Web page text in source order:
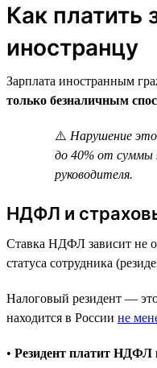
Как платить
иностранцу
Зарплата иностранным
только безналичным
⚠️ Нарушение
до 40% от суммы
руководителя.
НДФЛ и
Ставка НДФЛ зависит не
статуса сотрудника
Налоговый резидент —
находится в России не
• Резидент платит НДФЛ